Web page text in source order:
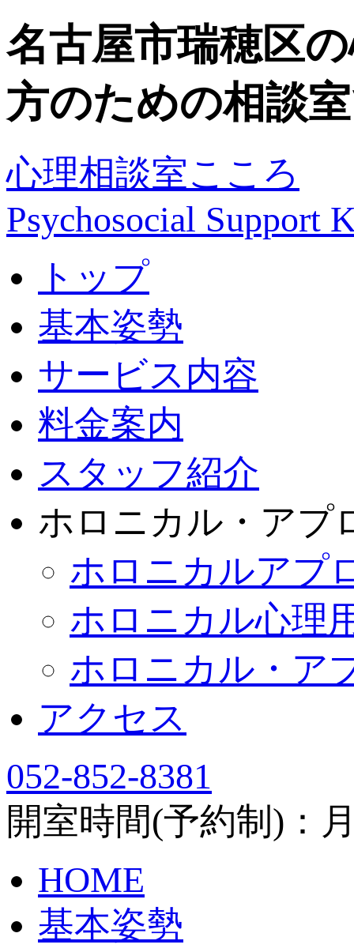
名古屋市瑞穂区
方のための相談
心理相談室こころ
Psychosocial Support
トップ
基本姿勢
サービス内容
料金案内
スタッフ紹介
ホロニカル・アプ
ホロニカルアプ
ホロニカル心理
ホロニカル・ア
アクセス
052-852-8381
開室時間(予約制)：
HOME
基本姿勢